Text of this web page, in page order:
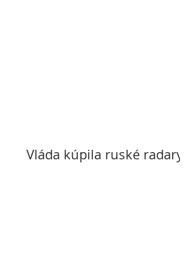
Vláda kúpila ruské radary